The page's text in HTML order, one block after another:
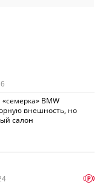
BMW
внешность, но
салон
p